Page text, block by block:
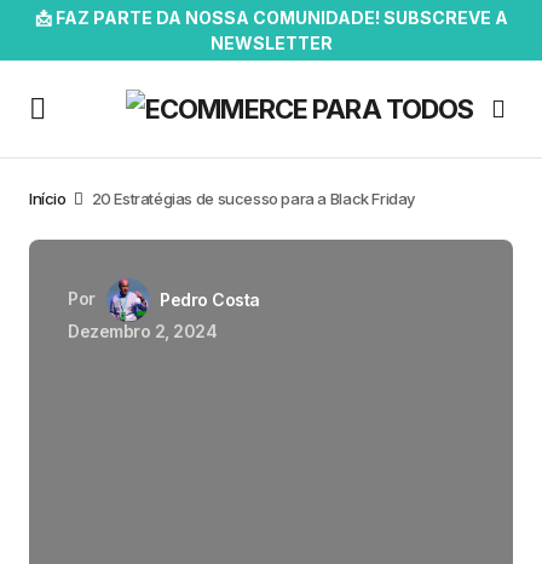
📩 FAZ PARTE DA NOSSA COMUNIDADE! SUBSCREVE A
NEWSLETTER
Início 20 Estratégias de sucesso para a Black Friday
Por
Pedro Costa
Dezembro 2, 2024